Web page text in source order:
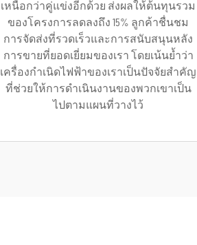
เหนือกว่าคู่แข่งอีกด้วย ส่งผลให้ต้นทุนรวม
ของโครงการลดลงถึง 15% ลูกค้าชื่นชม
การจัดส่งที่รวดเร็วและการสนับสนุนหลัง
การขายที่ยอดเยี่ยมของเรา โดยเน้นย้ำว่า
เครื่องกำเนิดไฟฟ้าของเราเป็นปัจจัยสำคัญ
ที่ช่วยให้การดำเนินงานของพวกเขาเป็น
ไปตามแผนที่วางไว้